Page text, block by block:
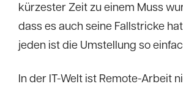
kürzester Zeit zu einem Muss
dass es auch seine Fallstricke
jeden ist die Umstellung so
In der IT-Welt ist Remote-Arbeit